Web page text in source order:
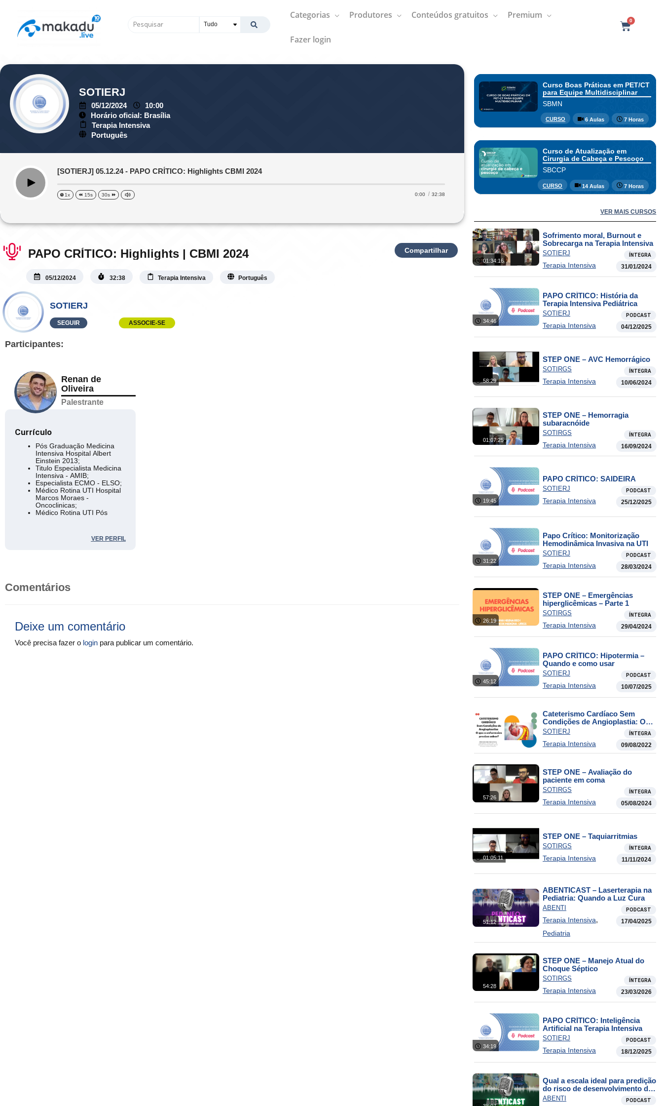
Pesquisar
Categorias Produtores Conteúdos gratuitos Premium
Fazer login
0C
SOTIERJ
05/12/2024
10:00
Horário oficial: Brasília
Terapia Intensiva
Português
Play
[SOTIERJ] 05.12.24 - PAPO CRÍTICO: Highlights CBMI 2024
1x 15s 30s 0:00 32:38
PAPO CRÍTICO: Highlights | CBMI 2024 Compartilhar
05/12/2024 32:38 Terapia Intensiva Português
SOTIERJ
SEGUIR ASSOCIE-SE
Participantes:
Renan de
Oliveira
Palestrante
Currículo
Pós Graduação Medicina
Intensiva Hospital Albert
Einstein 2013;
Titulo Especialista Medicina
Intensiva - AMIB;
Especialista ECMO - ELSO;
Médico Rotina UTI Hospital
Marcos Moraes -
Oncoclinicas;
Médico Rotina UTI Pós
Médico da Equipe de ECMO
Americas - GRACEC (Grupo
VER PERFIL
Comentários
Deixe um comentário
Você precisa fazer o login para publicar um comentário.
Curso Boas Práticas em PET/CT
para Equipe Multidisciplinar
SBMN
CURSO 6 Aulas 7 Horas
Curso de Atualização em
Cirurgia de Cabeça e Pescoço
SBCCP
CURSO 14 Aulas 7 Horas
VER MAIS CURSOS
01:34:16
Sofrimento moral, Burnout e
Sobrecarga na Terapia Intensiva
SOTIERJ ÍNTEGRA
Terapia Intensiva 31/01/2024
34:46
PAPO CRÍTICO: História da
Terapia Intensiva Pediátrica
SOTIERJ PODCAST
Terapia Intensiva 04/12/2025
58:29
STEP ONE – AVC Hemorrágico
SOTIRGS ÍNTEGRA
Terapia Intensiva 10/06/2024
01:07:25
STEP ONE – Hemorragia
subaracnóide
SOTIRGS ÍNTEGRA
Terapia Intensiva 16/09/2024
19:45
PAPO CRÍTICO: SAIDEIRA
SOTIERJ PODCAST
Terapia Intensiva 25/12/2025
31:22
Papo Crítico: Monitorização
Hemodinâmica Invasiva na UTI
SOTIERJ PODCAST
Terapia Intensiva 28/03/2024
26:19
STEP ONE – Emergências
hiperglicêmicas – Parte 1
SOTIRGS ÍNTEGRA
Terapia Intensiva 29/04/2024
45:12
PAPO CRÍTICO: Hipotermia –
Quando e como usar
SOTIERJ PODCAST
Terapia Intensiva 10/07/2025
Cateterismo Cardíaco Sem
Condições de Angioplastia: O
Que o Enfermeiro Precisa
Saber?
SOTIERJ ÍNTEGRA
Terapia Intensiva 09/08/2022
57:26
STEP ONE – Avaliação do
paciente em coma
SOTIRGS ÍNTEGRA
Terapia Intensiva 05/08/2024
01:05:11
STEP ONE – Taquiarritmias
SOTIRGS ÍNTEGRA
Terapia Intensiva 11/11/2024
51:12
ABENTICAST – Laserterapia na
Pediatria: Quando a Luz Cura
ABENTI PODCAST
Terapia Intensiva,
Pediatria
17/04/2025
54:28
STEP ONE – Manejo Atual do
Choque Séptico
SOTIRGS ÍNTEGRA
Terapia Intensiva 23/03/2026
34:19
PAPO CRÍTICO: Inteligência
Artificial na Terapia Intensiva
SOTIERJ PODCAST
Terapia Intensiva 18/12/2025
Qual a escala ideal para predição
do risco de desenvolvimento de
lesão por pressão na UTI?
ABENTI PODCAST